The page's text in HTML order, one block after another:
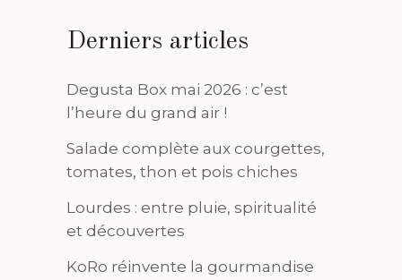
Derniers articles
Degusta Box mai 2026 : c’est
l’heure du grand air !
Salade complète aux courgettes,
tomates, thon et pois chiches
Lourdes : entre pluie, spiritualité
et découvertes
KoRo réinvente la gourmandise